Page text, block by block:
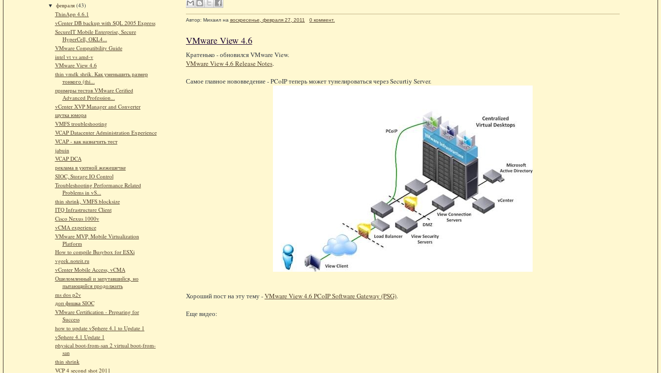
▼ февраля (43)
ThinApp 4.6.1
vCenter DB backup with SQL 2005 Express
SecureIT Mobile Enterprise, Secure
HyperCell, OKL4...
VMware Compatibility Guide
intel vt vs amd-v
VMware View 4.6
thin vmdk shrik. Как уменьшить размер
тонкого (thi...
примеры тестов VMware Cerified
Advanced Profession...
vCenter XVP Manager and Converter
шутка юмора
VMFS troubleshooting
VCAP Datacenter Administration Experience
VCAP - как назначить тест
jabuin
VCAP DCA
реклама в уютной жежешечке
SIOC, Storage IO Control
Troubleshooting Performance Related
Problems in vS...
thin shrink, VMFS blocksize
ITQ Infrastructure Client
Cisco Nexus 1000v
vCMA experience
VMware MVP, Mobile Virtualization
Platform
How to compile Busybox for ESXi
vgeek.noteit.ru
vCenter Mobile Access, vCMA
Ошеломленный и запутавшийся, но
пытающийся продолжить
ms dos p2v
доп фишка SIOC
VMware Certification - Preparing for
Success
how to update vSphere 4.1 to Update 1
vSphere 4.1 Update 1
physical boot-from-san 2 virtual boot-from-
san
thin shrink
VCP 4 second shot 2011
Автор: Михаил на воскресенье, февраля 27, 2011 0 коммент.
VMware View 4.6
Кратенько - обновился VMware View.
VMware View 4.6 Release Notes.
Самое главное нововведение - PCoIP теперь может тунелироваться через Securtiy Server.
Хороший пост на эту тему -VMware View 4.6 PCoIP Software Gateway (PSG).
Еще видео: